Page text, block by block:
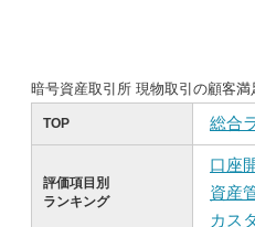
暗号資産取引所 現物取引の顧客満
TOP 総合
評価項目別
ランキング
口座
資産
カス